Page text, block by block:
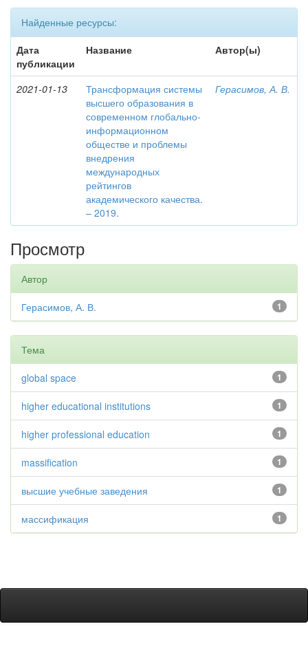
Найденные ресурсы:
Дата
публикации
Название Автор(ы)
2021-01-13
Трансформация системы
высшего образования в
современном глобально-
информационном
обществе и проблемы
внедрения
международных
рейтингов
академического качества.
– 2019.
Герасимов, А. В.
Просмотр
Автор
1
Герасимов, А. В.
Тема
1
global space
1
higher educational institutions
1
higher professional education
1
massification
1
высшие учебные заведения
1
массификация